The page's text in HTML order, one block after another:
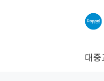
대중